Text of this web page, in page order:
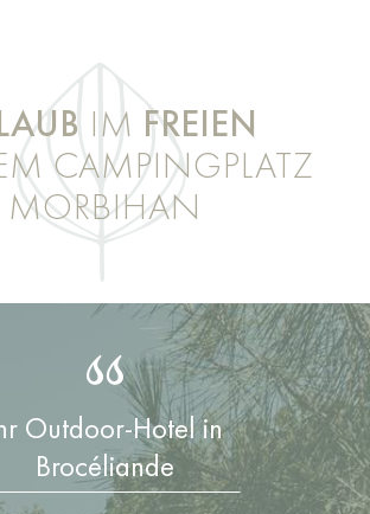
IM FREIEN
CAMPINGPLATZ
MORBIHAN
Outdoor-Hotel in
Brocéliande